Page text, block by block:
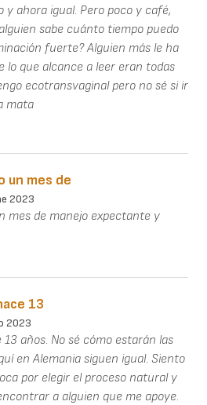
y ahora igual. Pero poco y café,
sabe cuánto tiempo puedo
fuerte? Alguien más le ha
lo que alcance a leer eran todas
ecotransvaginal pero no sé si ir
mata
un mes de
2023
mes de manejo expectante y
13
2023
13 años. No sé cómo estarán las
en Alemania siguen igual. Siento
por elegir el proceso natural y
a alguien que me apoye.